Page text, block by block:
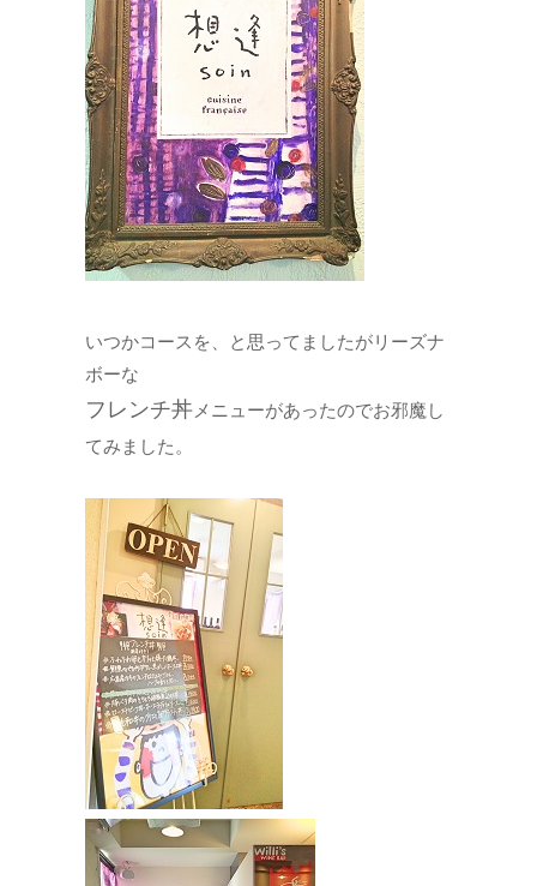
いつかコースを、と思ってましたがリーズナ
ボーな
フレンチ丼 メニューがあったのでお邪魔し
てみました。